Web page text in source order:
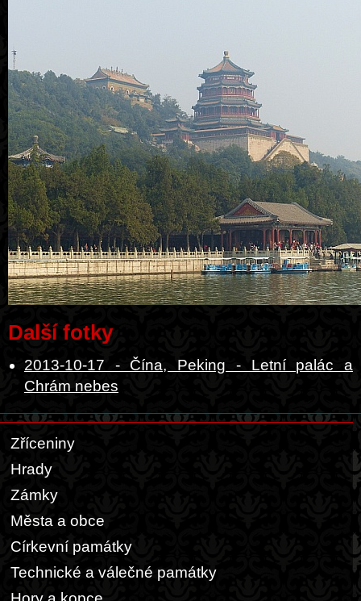
Další fotky
2013-10-17 - Čína, Peking - Letní palác a
Chrám nebes
Zříceniny
Hrady
Zámky
Města a obce
Církevní památky
Technické a válečné památky